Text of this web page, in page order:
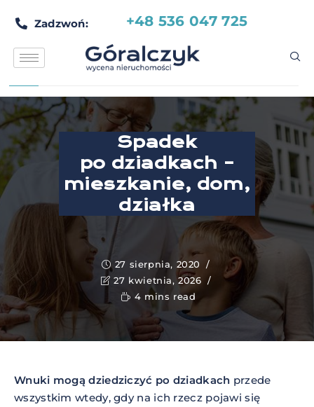
Zadzwoń: +48 536 047 725
Spadek
po dziadkach –
mieszkanie, dom,
działka
27 sierpnia, 2020
27 kwietnia, 2026
4 mins read
Wnuki mogą dziedziczyć po dziadkach przede
wszystkim wtedy, gdy na ich rzecz pojawi się